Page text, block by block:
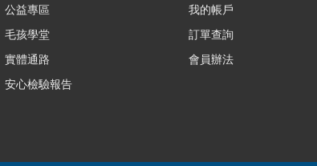
公益專區
毛孩學堂
實體通路
安心檢驗報告
我的帳戶
訂單查詢
會員辦法